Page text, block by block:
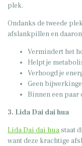
plek.
Ondanks de tweede
afslankpillen en
Vermindert het
Helpt je
Verhoogd je
Geen
Binnen een paar
3. Lida Dai dai hua
Lida Dai dai huastaat
want deze krachtige